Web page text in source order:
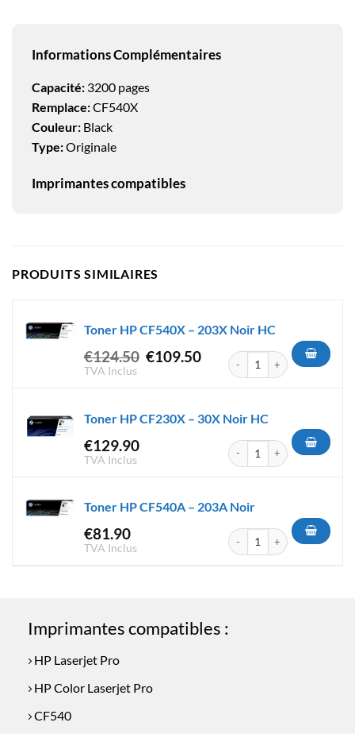
Informations Complémentaires
Capacité: 3200 pages
Remplace:CF540X
Couleur: Black
Type:Originale
Imprimantes compatibles
PRODUITS SIMILAIRES
Toner HP CF540X – 203X Noir HC
€124.50 Le
€124.50.
€109.50Le
€109.50.
TVA Inclus
quantité de Toner HP
Toner HP CF230X – 30X Noir HC
€129.90
TVA Inclus
quantité de Toner HP
Toner HP CF540A – 203A Noir
€81.90
TVA Inclus
quantité de Toner HP
Imprimantes compatibles :
HP Laserjet Pro
HP Color Laserjet Pro
CF540